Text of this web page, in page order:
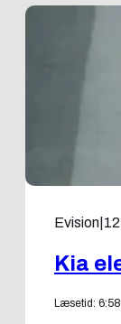
Evision
Kia
Læsetid: